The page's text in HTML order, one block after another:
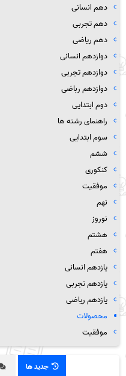
دهم انسانی
دهم تجربی
دهم ریاضی
دوازدهم انسانی
دوازدهم تجربی
دوازدهم رباضی
دوم ابتدایی
راهنمای رشته ها
سوم ابتدایی
ششم
کنکوری
موفقیت
نهم
نوروز
هشتم
هفتم
یازدهم انسانی
یازدهم تجربی
یازدهم ریاضی
محصولات
موفقیت
جدید ها